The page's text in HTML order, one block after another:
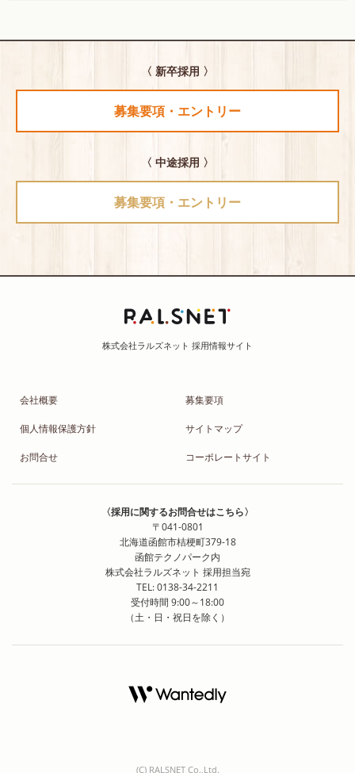
〈 新卒採用 〉
募集要項・エントリー
〈 中途採用 〉
募集要項・エントリー
会社概要 募集要項
個人情報保護方針 サイトマップ
お問合せ コーポレートサイト
〈採用に関するお問合せはこちら〉
〒041-0801
北海道函館市桔梗町379-18
函館テクノパーク内
株式会社ラルズネット 採用担当宛
TEL: 0138-34-2211
受付時間 9:00～18:00
（土・日・祝日を除く）
(C) RALSNET Co.,Ltd.